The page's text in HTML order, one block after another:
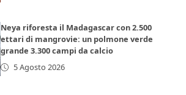
Neya riforesta il Madagascar con 2.500
ettari di mangrovie: un polmone verde
grande 3.300 campi da calcio
5 Agosto 2026